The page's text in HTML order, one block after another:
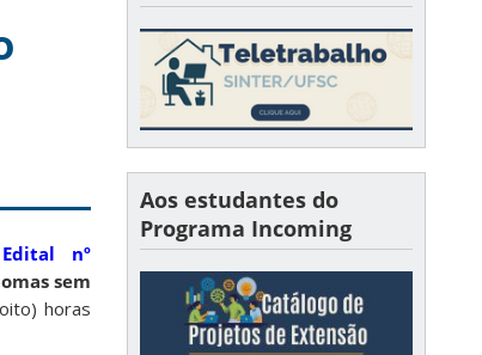
Edital nº
sem
horas
Aos estudantes do
Programa Incoming